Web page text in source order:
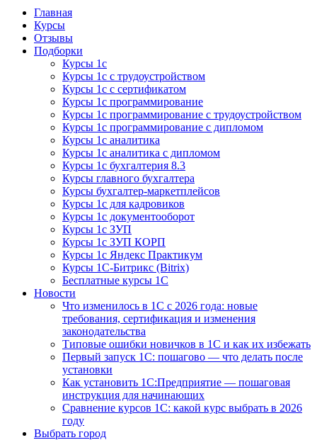
Курсы 1С
Курсы 1С официальная сертификация
Главная
Курсы
Отзывы
Подборки
Курсы 1с
Курсы 1с с трудоустройством
Курсы 1с с сертификатом
Курсы 1с программирование
Курсы 1с программирование с трудоустройством
Курсы 1с программирование с дипломом
Курсы 1с аналитика
Курсы 1с аналитика с дипломом
Курсы 1с бухгалтерия 8.3
Курсы главного бухгалтера
Курсы бухгалтер-маркетплейсов
Курсы 1с для кадровиков
Курсы 1с документооборот
Курсы 1с ЗУП
Курсы 1с ЗУП КОРП
Курсы 1с Яндекс Практикум
Курсы 1С-Битрикс (Bitrix)
Бесплатные курсы 1С
Новости
Что изменилось в 1С с 2026 года: новые
требования, сертификация и изменения
законодательства
Типовые ошибки новичков в 1С и как их избежать
Первый запуск 1С: пошагово — что делать после
установки
Как установить 1С:Предприятие — пошаговая
инструкция для начинающих
Сравнение курсов 1С: какой курс выбрать в 2026
году
Выбрать город